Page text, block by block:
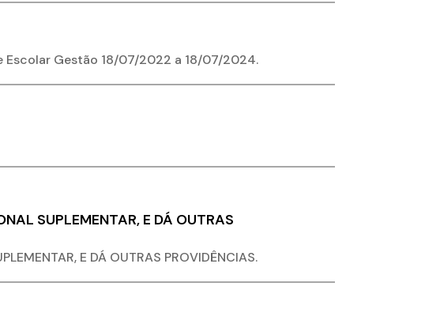
Escolar Gestão 18/07/2022 a 18/07/2024.
SUPLEMENTAR, E DÁ OUTRAS
E DÁ OUTRAS PROVIDÊNCIAS.